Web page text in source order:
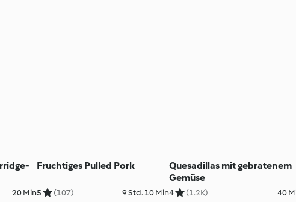
20 Min
Fruchtiges Pulled Pork
5 (107) 9 Std. 10 Min
Quesadillas mit gebratenem
Gemüse
4 (1.2K) 40